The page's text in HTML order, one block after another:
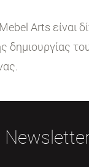
Arts είναι
δημιουργίας